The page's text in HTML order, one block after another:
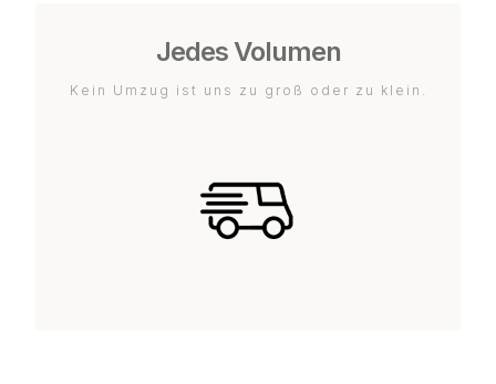
Jedes Volumen
Kein Umzug ist uns zu groß oder zu klein.